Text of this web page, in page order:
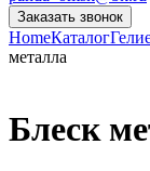
Заказать звонок
HomeКаталог
металла
Блеск